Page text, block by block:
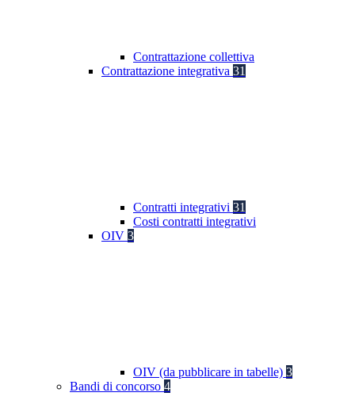
Contrattazione collettiva
Contrattazione integrativa 31
Contratti integrativi 31
Costi contratti integrativi
OIV 3
OIV (da pubblicare in tabelle) 3
Bandi di concorso 4